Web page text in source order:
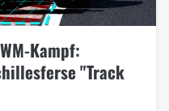
Kampf:
"Track